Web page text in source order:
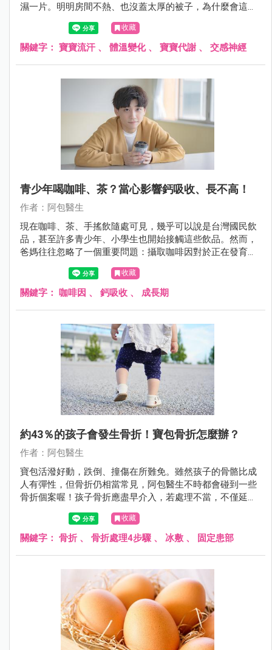
濕一片。明明房間不熱、也沒蓋太厚的被子，為什麼會這
收藏
關鍵字： 寶寶流汗 、 體溫變化、 寶寶代謝 、 交感神經
青少年喝咖啡、茶？當心影響鈣吸收、長不高！
作者：阿包醫生
現在咖啡、茶、手搖飲隨處可見，幾乎可以說是台灣國民飲
品，甚至許多青少年、小學生也開始接觸這些飲品。然而，
爸媽往往忽略了一個重要問題：攝取咖啡因對於正在發育的
孩子，可能造成骨骼生長與健康上的影響。
收藏
關鍵字： 咖啡因 、 鈣吸收 、 成長期
約43％的孩子會發生骨折！寶包骨折怎麼辦？
作者：阿包醫生
寶包活潑好動，跌倒、撞傷在所難免。雖然孩子的骨骼比成
人有彈性，但骨折仍相當常見，阿包醫生不時都會碰到一些
骨折個案喔！孩子骨折應盡早介入，若處理不當，不僅延誤
治療，還可能影響骨骼發育與日常生活。
收藏
關鍵字： 骨折 、 骨折處理4步驟 、 冰敷 、 固定患部